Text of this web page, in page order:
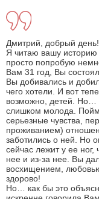
Дмитрий, добрый день!
Я читаю вашу историю
просто попробую
Вам 31 год, Вы
Вы добивались и
чего хотели. И вот
возможно, детей. Но…
слишком молода.
серьезные чувства,
проживанием)
заботились о ней. Но
сейчас лежит у ее ног,
нее и из-за нее. Вы
восхищением,
здорово!
Но… как бы это